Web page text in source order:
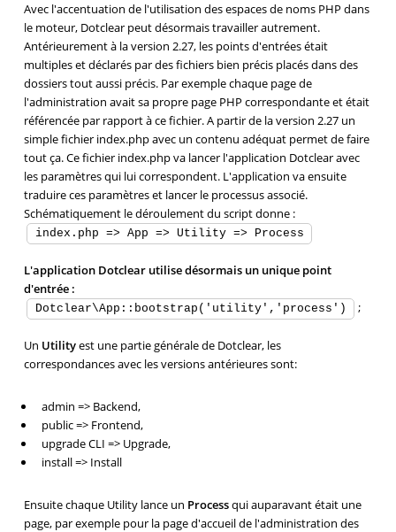
Avec l'accentuation de l'utilisation des espaces de noms PHP dans
le moteur, Dotclear peut désormais travailler autrement.
Antérieurement à la version 2.27, les points d'entrées était
multiples et déclarés par des fichiers bien précis placés dans des
dossiers tout aussi précis. Par exemple chaque page de
l'administration avait sa propre page PHP correspondante et était
référencée par rapport à ce fichier. A partir de la version 2.27 un
simple fichier index.php avec un contenu adéquat permet de faire
tout ça. Ce fichier index.php va lancer l'application Dotclear avec
les paramètres qui lui correspondent. L'application va ensuite
traduire ces paramètres et lancer le processus associé.
Schématiquement le déroulement du script donne :
index.php => App => Utility => Process
L'application Dotclear utilise désormais un unique point
d'entrée :
Dotclear\App::bootstrap('utility','process') ;
Un Utilityest une partie générale de Dotclear, les
correspondances avec les versions antérieures sont:
admin => Backend,
public => Frontend,
upgrade CLI => Upgrade,
install => Install
Ensuite chaque Utility lance un Processqui auparavant était une
page, par exemple pour la page d'accueil de l'administration des